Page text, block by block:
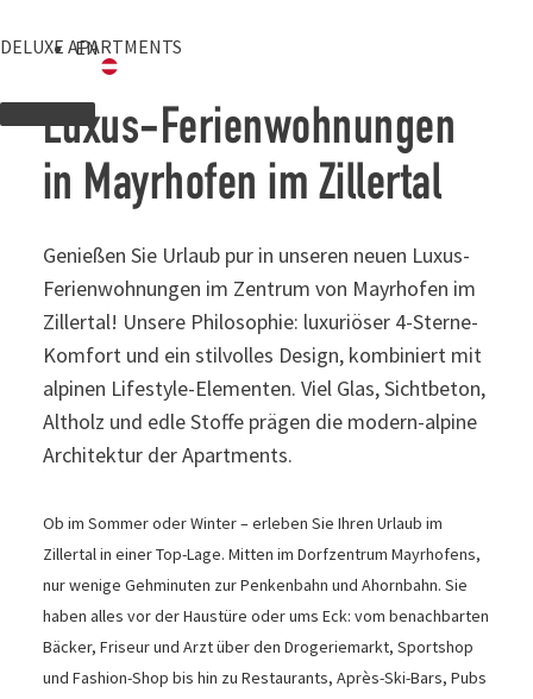
Inhalt
EN
DELUXE APARTMENTS
Luxus-Ferienwohnungen
in Mayrhofen im Zillertal
Genießen Sie Urlaub pur in unseren neuen
Luxus-Ferienwohnungen im Zentrum von
Mayrhofen im Zillertal! Unsere Philosophie:
luxuriöser 4-Sterne-Komfort und ein stilvolles
Design, kombiniert mit alpinen Lifestyle-
Elementen. Viel Glas, Sichtbeton, Altholz und
edle Stoffe prägen die modern-alpine
Ob im Sommer oder Winter – erleben Sie Ihren Urlaub im
Zillertal in einer Top-Lage. Mitten im Dorfzentrum
Mayrhofens, nur wenige Gehminuten zur Penkenbahn und
Ahornbahn. Sie haben alles vor der Haustüre oder ums
Eck: vom benachbarten Bäcker, Friseur und Arzt über den